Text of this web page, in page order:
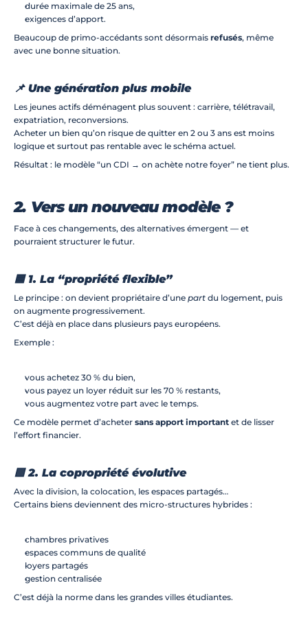
durée maximale de 25 ans,
exigences d’apport.
Beaucoup de primo-accédants sont désormais refusés, même
avec une bonne situation.
📌 Une génération plus mobile
Les jeunes actifs déménagent plus souvent : carrière, télétravail,
expatriation, reconversions.
Acheter un bien qu’on risque de quitter en 2 ou 3 ans est moins
logique et surtout pas rentable avec le schéma actuel.
Résultat : le modèle “un CDI → on achète notre foyer” ne tient plus.
2. Vers un nouveau modèle ?
Face à ces changements, des alternatives émergent — et
pourraient structurer le futur.
🟦 1. La “propriété flexible”
Le principe : on devient propriétaire d’une part du logement, puis
on augmente progressivement.
C’est déjà en place dans plusieurs pays européens.
Exemple :
vous achetez 30 % du bien,
vous payez un loyer réduit sur les 70 % restants,
vous augmentez votre part avec le temps.
Ce modèle permet d’acheter sans apport important et de lisser
l’effort financier.
🟩 2. La copropriété évolutive
Avec la division, la colocation, les espaces partagés…
Certains biens deviennent des micro-structures hybrides :
chambres privatives
espaces communs de qualité
loyers partagés
gestion centralisée
C’est déjà la norme dans les grandes villes étudiantes.